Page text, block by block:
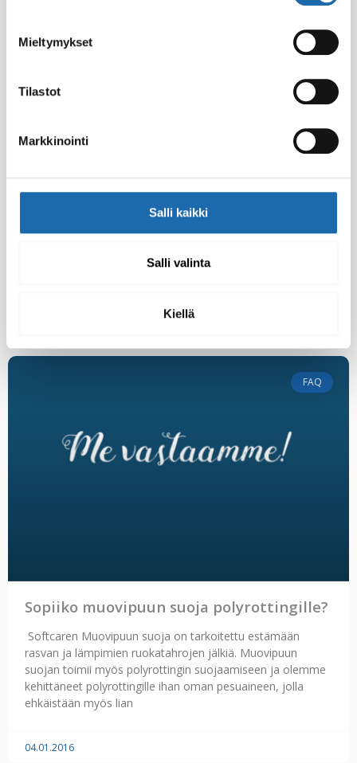
Mieltymykset
Tilastot
Markkinointi
Salli kaikki
Salli valinta
Kiellä
hoitamattomien nahkatuolien hoitoon ja
mistä hoitotuotteita löytyy?
sisätiloissa. Varsinkin talvisin keskuslämmitys ja kuiva
FAQ
Sopiiko muovipuun suoja polyrottingille?
Softcaren Muovipuun suoja on tarkoitettu estämään
rasvan ja lämpimien ruokatahrojen jälkiä. Muovipuun
suojan toimii myös polyrottingin suojaamiseen ja olemme
kehittäneet polyrottingille ihan oman pesuaineen, jolla
ehkäistään myös lian
04.01.2016